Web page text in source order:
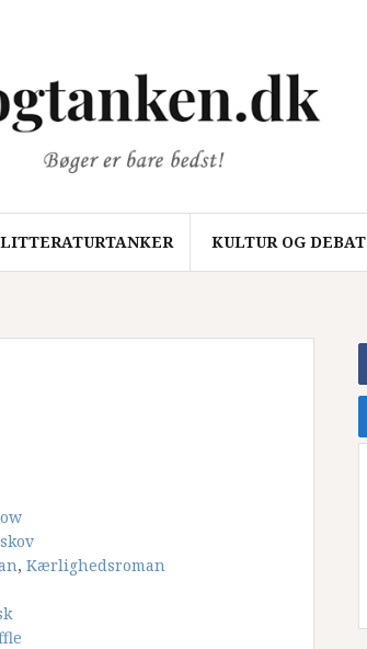
LITTERATURTANKER KULTUR OG DEBAT
, Kærlighedsroman